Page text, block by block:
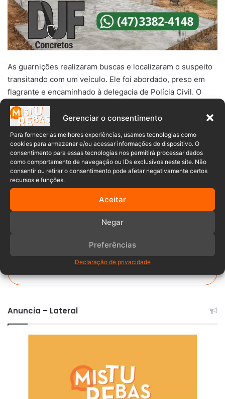
Gerenciar o consentimento
Para fornecer as melhores experiências, usamos tecnologias como
cookies para armazenar e/ou acessar informações do dispositivo. O
consentimento para essas tecnologias nos permitirá processar dados
como comportamento de navegação ou IDs exclusivos neste site. Não
consentir ou retirar o consentimento pode afetar negativamente certos
recursos e funções.
Aceitar
Negar
Preferências
Declaração de privacidade
As guarnições realizaram buscas e localizaram o suspeito
transitando com um veículo. Ele foi abordado, preso em
flagrante e encaminhado à delegacia de Polícia Civil. O
velório de Ozany acontecerá no salão da igreja da
comunidade Santa Rita.
Arma branca Ex morta
mulher Rio do Sul
Anuncia – Lateral